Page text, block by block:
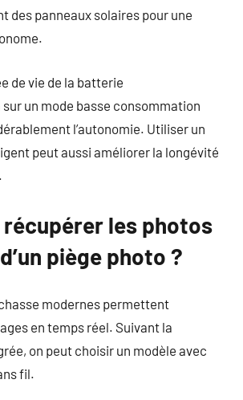
des panneaux solaires pour une
de vie de la batterie
un mode basse consommation
l’autonomie. Utiliser un
peut aussi améliorer la longévité
récupérer les photos
piège photo ?
modernes permettent
en temps réel. Suivant la
on peut choisir un modèle avec
fil.